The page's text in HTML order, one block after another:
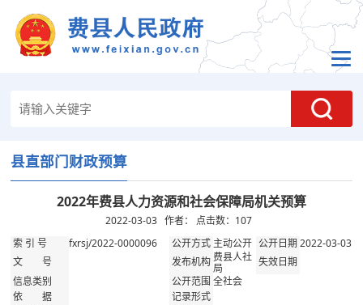
县直部门财政预算
2022年费县人力资源和社会保障局机关预算
2022-03-03 作者： 点击数： 107
索 引 号 fxrsj/2022-0000096 公开方式 主动公开 公开日期2022-03-03
文 号 发布机构费县人社
局
失效日期
信息类别
公开范围全社会
依 据
记录形式